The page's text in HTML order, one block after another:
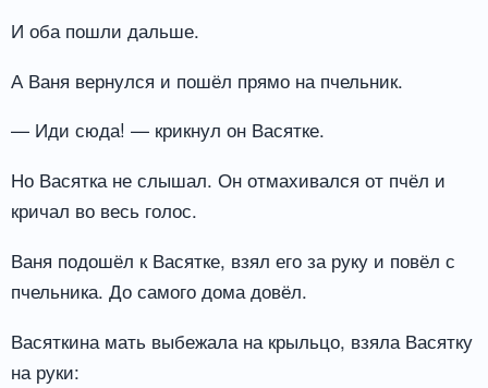
И оба пошли дальше.
А Ваня вернулся и пошёл прямо на пчельник.
— Иди сюда! — крикнул он Васятке.
Но Васятка не слышал. Он отмахивался от пчёл и
кричал во весь голос.
Ваня подошёл к Васятке, взял его за руку и повёл с
пчельника. До самого дома довёл.
Васяткина мать выбежала на крыльцо, взяла Васятку
на руки: